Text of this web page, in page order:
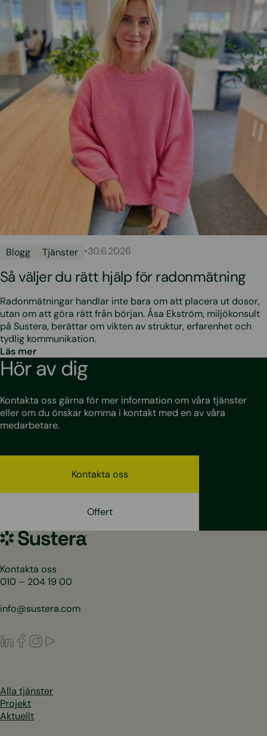
Blogg Tjänster •30.6.2026
Så väljer du rätt hjälp för radonmätning
Radonmätningar handlar inte bara om att placera ut dosor,
utan om att göra rätt från början. Åsa Ekström, miljökonsult
på Sustera, berättar om vikten av struktur, erfarenhet och
tydlig kommunikation.
Läs mer
Hör av dig
Kontakta oss gärna för mer information om våra tjänster
eller om du önskar komma i kontakt med en av våra
medarbetare.
Kontakta oss
Offert
Sustera
Sweden
Kontakta oss
010 – 204 19 00
info@sustera.com
LinkedIn
Facebook
Instagram
Alla tjänster
Projekt
Aktuellt